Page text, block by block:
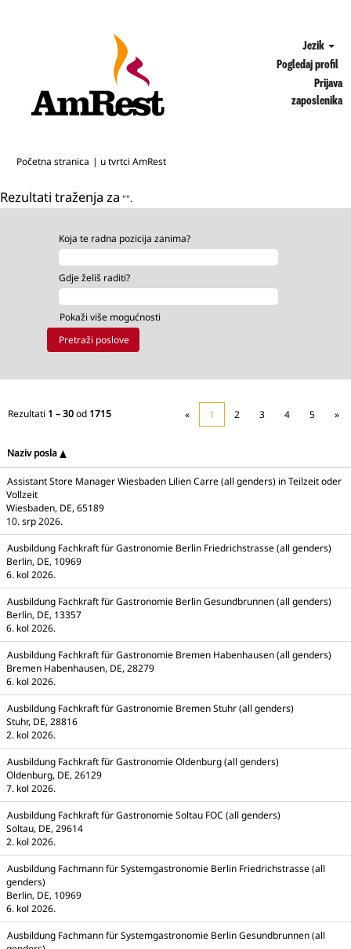
Jezik
Pogledaj profil
Prijava
zaposlenika
Početna stranica | u tvrtci AmRest(trenutačna
Rezultati traženja za "".
Koja te radna pozicija zanima?
Gdje želiš raditi?
Pokaži više mogućnosti
Rezultati 1 – 30od 1715 « 1 2 3 4 5 »
Naziv posla
Assistant Store Manager Wiesbaden Lilien Carre (all genders) in Teilzeit oder
Vollzeit
Wiesbaden, DE, 65189
10. srp 2026.
Ausbildung Fachkraft für Gastronomie Berlin Friedrichstrasse (all genders)
Berlin, DE, 10969
6. kol 2026.
Ausbildung Fachkraft für Gastronomie Berlin Gesundbrunnen (all genders)
Berlin, DE, 13357
6. kol 2026.
Ausbildung Fachkraft für Gastronomie Bremen Habenhausen (all genders)
Bremen Habenhausen, DE, 28279
6. kol 2026.
Ausbildung Fachkraft für Gastronomie Bremen Stuhr (all genders)
Stuhr, DE, 28816
2. kol 2026.
Ausbildung Fachkraft für Gastronomie Oldenburg (all genders)
Oldenburg, DE, 26129
7. kol 2026.
Ausbildung Fachkraft für Gastronomie Soltau FOC (all genders)
Soltau, DE, 29614
2. kol 2026.
Ausbildung Fachmann für Systemgastronomie Berlin Friedrichstrasse (all
genders)
Berlin, DE, 10969
6. kol 2026.
Ausbildung Fachmann für Systemgastronomie Berlin Gesundbrunnen (all